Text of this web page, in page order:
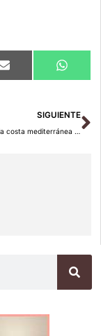
Compartir
en
Email
en
SIGUIENTE
Las bellezas de la costa mediterránea de Egipto